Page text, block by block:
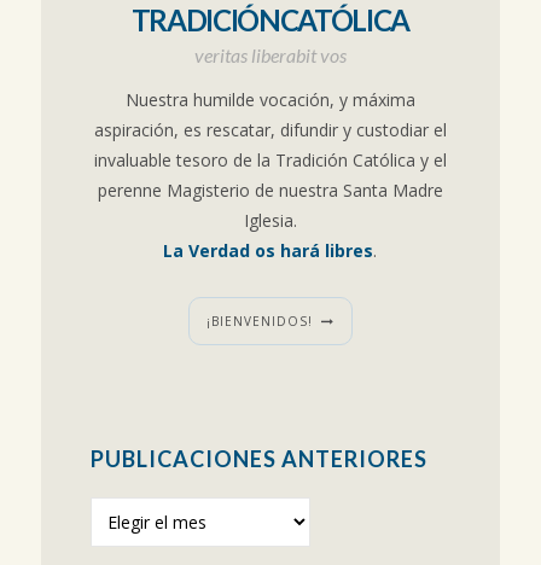
TRADICIÓNCATÓLICA
veritas liberabit vos
Nuestra humilde vocación, y máxima
aspiración, es rescatar, difundir y custodiar el
invaluable tesoro de la Tradición Católica y el
perenne Magisterio de nuestra Santa Madre
Iglesia.
La Verdad os hará libres.
¡BIENVENIDOS!
PUBLICACIONES ANTERIORES
anteriores